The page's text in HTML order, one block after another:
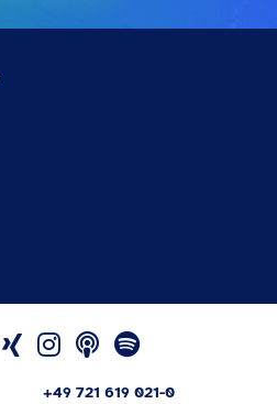
+49 721 619 021-0